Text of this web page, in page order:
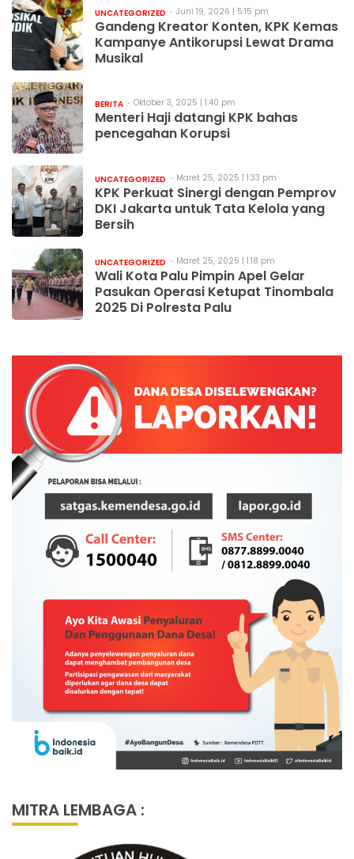
UNCATEGORIZED Juni 19, 2026 | 5:15 pm
Gandeng Kreator Konten, KPK Kemas
Kampanye Antikorupsi Lewat Drama
Musikal
BERITA Oktober 3, 2025 | 1:40 pm
Menteri Haji datangi KPK bahas
pencegahan Korupsi
UNCATEGORIZED Maret 25, 2025 | 1:33 pm
KPK Perkuat Sinergi dengan Pemprov
DKI Jakarta untuk Tata Kelola yang
Bersih
UNCATEGORIZED Maret 25, 2025 | 1:18 pm
Wali Kota Palu Pimpin Apel Gelar
Pasukan Operasi Ketupat Tinombala
2025 Di Polresta Palu
MITRA LEMBAGA :